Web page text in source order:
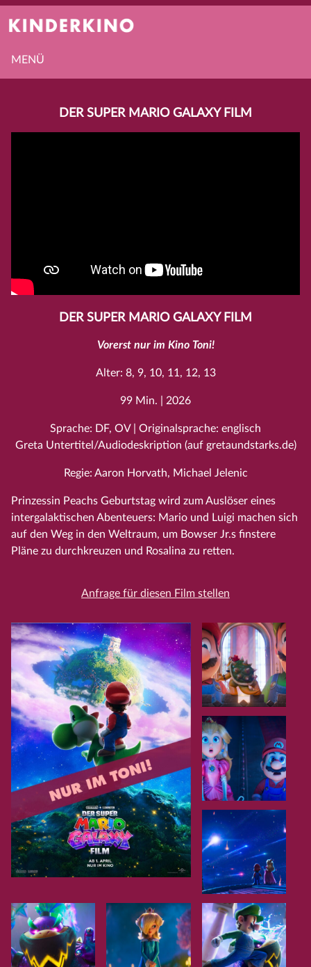
MENÜ
DER SUPER MARIO GALAXY FILM
DER SUPER MARIO GALAXY FILM
Vorerst nur im Kino Toni!
Alter: 8, 9, 10, 11, 12, 13
99 Min. | 2026
Sprache: DF, OV | Originalsprache: englisch
Greta Untertitel/Audiodeskription (auf gretaundstarks.de)
Regie: Aaron Horvath, Michael Jelenic
Prinzessin Peachs Geburtstag wird zum Auslöser eines
intergalaktischen Abenteuers: Mario und Luigi machen sich
auf den Weg in den Weltraum, um Bowser Jr.s finstere
Pläne zu durchkreuzen und Rosalina zu retten.
Anfrage für diesen Film stellen